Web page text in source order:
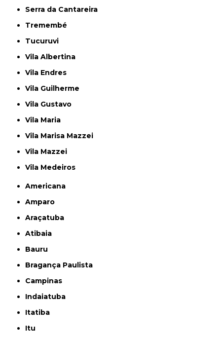
Serra da Cantareira
Tremembé
Tucuruvi
Vila Albertina
Vila Endres
Vila Guilherme
Vila Gustavo
Vila Maria
Vila Marisa Mazzei
Vila Mazzei
Vila Medeiros
Americana
Amparo
Araçatuba
Atibaia
Bauru
Bragança Paulista
Campinas
Indaiatuba
Itatiba
Itu